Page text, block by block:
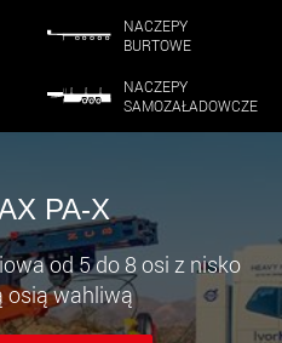
NACZEPY
BURTOWE
NACZEPY
SAMOZAŁADOWCZE
PA-X
od 5 do 8 osi z nisko
osią wahliwą